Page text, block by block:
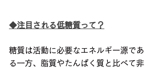
◆注目される低糖質って？
糖質は活動に必要なエネルギー源であ
る一方、脂質やたんぱく質と比べて非